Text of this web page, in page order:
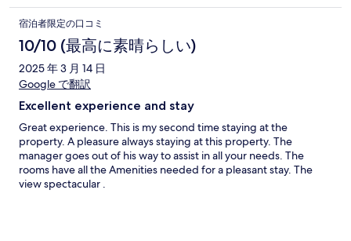
宿泊者限定の口コミ
10/10 (最高に素晴らしい)
2025 年 3 月 14 日
Google で翻訳
Excellent experience and stay
Great experience. This is my second time staying at the
property. A pleasure always staying at this property. The
manager goes out of his way to assist in all your needs. The
rooms have all the Amenities needed for a pleasant stay. The
view spectacular .